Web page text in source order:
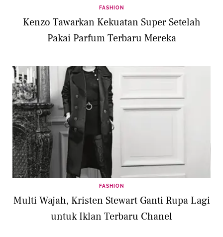
FASHION
Kenzo Tawarkan Kekuatan Super Setelah
Pakai Parfum Terbaru Mereka
FASHION
Multi Wajah, Kristen Stewart Ganti Rupa Lagi
untuk Iklan Terbaru Chanel